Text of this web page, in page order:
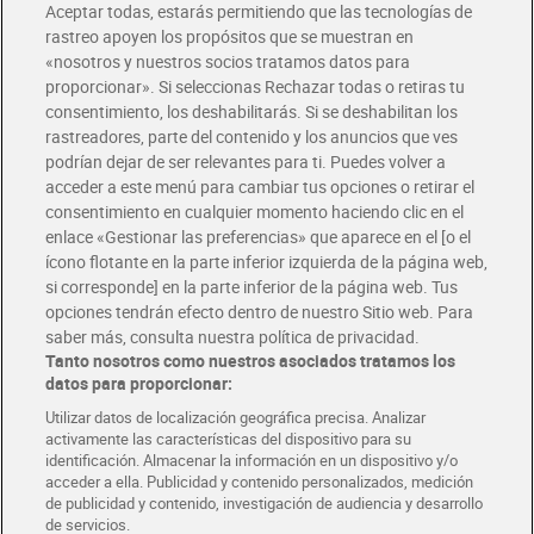
Envío estandar por 4,99€
Glovo y Uber Eats
Solicita tu factura de Glovo o Uber Eats
Únete al CLUB Dia
Disfruta las ventajas y ofertas exclusivas.
Descárgate la APP Dia
Folletos y Tiendas
Descubre las mejores ofertas y busca tu tienda más cercana
Tarjeta MaX Dia
Te devuelve hasta 8€/mes de tus compras.
¡Solicita tu tarjeta de crédito aquí!
COMER MEJOR CADA DIA
COLABORA CON DIA ABRE TU TIENDA DIA CORPORATE
Aceptar todas, estarás permitiendo que las tecnologías de
rastreo apoyen los propósitos que se muestran en
«nosotros y nuestros socios tratamos datos para
proporcionar». Si seleccionas Rechazar todas o retiras tu
consentimiento, los deshabilitarás. Si se deshabilitan los
rastreadores, parte del contenido y los anuncios que ves
podrían dejar de ser relevantes para ti. Puedes volver a
acceder a este menú para cambiar tus opciones o retirar el
consentimiento en cualquier momento haciendo clic en el
enlace «Gestionar las preferencias» que aparece en el [o el
ícono flotante en la parte inferior izquierda de la página web,
si corresponde] en la parte inferior de la página web. Tus
opciones tendrán efecto dentro de nuestro Sitio web. Para
saber más, consulta nuestra política de privacidad.
Tanto nosotros como nuestros asociados tratamos los
datos para proporcionar:
Utilizar datos de localización geográfica precisa. Analizar
activamente las características del dispositivo para su
identificación. Almacenar la información en un dispositivo y/o
acceder a ella. Publicidad y contenido personalizados, medición
de publicidad y contenido, investigación de audiencia y desarrollo
de servicios.